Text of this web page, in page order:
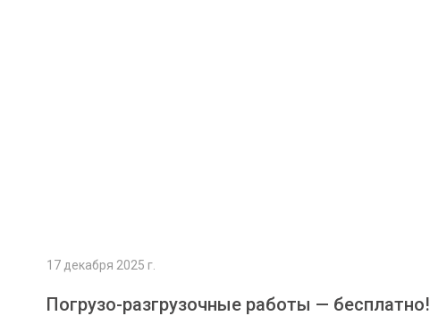
17 декабря 2025 г.
Погрузо-разгрузочные работы — бесплатно!